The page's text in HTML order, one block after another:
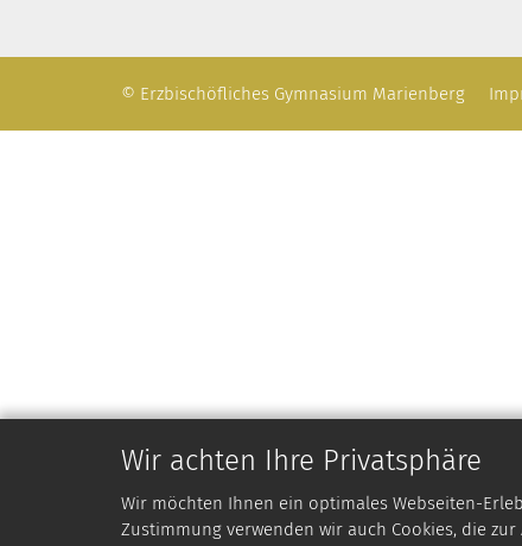
Wir achten Ihre Privatsphäre
Wir möchten Ihnen ein optimales Webseiten-
Zustimmung verwenden wir auch Cookies, die
© Erzbischöfliches Gymnasium Marienberg